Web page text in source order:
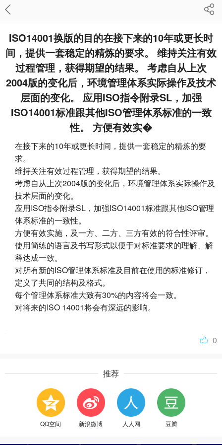
ISO14001换版的目的在接下来的10年或更长时
间，提供一套稳定的精炼的要求。 维持关注有效
过程管理，获得期望的结果。 考虑自从上次
2004版的变化后，环境管理体系实际操作及技术
层面的变化。 应用ISO指令附录SL，加强
ISO14001标准跟其他ISO管理体系标准的一致
性。 方便有效实�
在接下来的10年或更长时间，提供一套稳定的精炼的要
求。
维持关注有效过程管理，获得期望的结果。
考虑自从上次2004版的变化后，环境管理体系实际操作及
技术层面的变化。
应用ISO指令附录SL，加强ISO14001标准跟其他ISO管理
体系标准的一致性。
方便有效实施，及一方、二方、三方有效的符合性评审。
使用简练的语言及书写形式以便于对标准要求的理解、解
释达成一致。
对所有新的ISO管理体系标准及目前在使用的标准修订，
定义了共同的结构及格式。
每个管理体系标准大致有30%的内容将会一致。
对将来的ISO 14001将会有深远的影响。
0
推荐
QQ空间 新浪微博 人人网 豆瓣